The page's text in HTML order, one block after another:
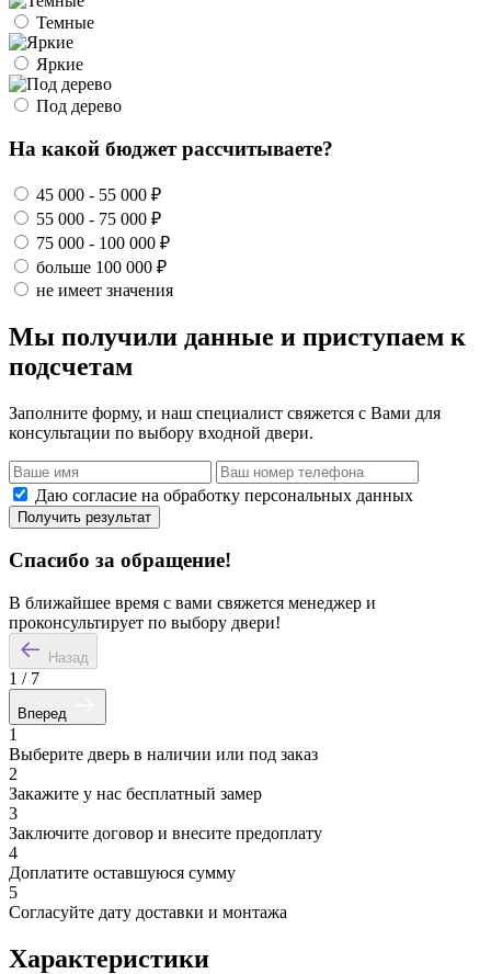
Темные
Яркие
Под дерево
На какой бюджет рассчитываете?
45 000 - 55 000 ₽
55 000 - 75 000 ₽
75 000 - 100 000 ₽
больше 100 000 ₽
не имеет значения
Мы получили данные и приступаем к
подсчетам
Заполните форму, и наш специалист свяжется с Вами для
консультации по выбору входной двери.
Даю согласие на обработку персональных данных
Получить результат
Спасибо за обращение!
В ближайшее время с вами свяжется менеджер и
проконсультирует по выбору двери!
Назад
1 / 7
Вперед
1
Выберите дверь в наличии или под заказ
2
Закажите у нас бесплатный замер
3
Заключите договор и внесите предоплату
4
Доплатите оставшуюся сумму
5
Согласуйте дату доставки и монтажа
Характеристики